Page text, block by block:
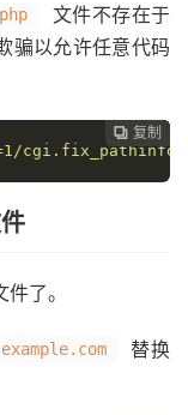
文件不存在于
骗以允许任意代码
 复制
 复制
 复制
 复制
 复制
 复制
 复制
 复制
 复制
 复制
 复制
 复制
 复制
 复制
 复制
了。
example.com
替换